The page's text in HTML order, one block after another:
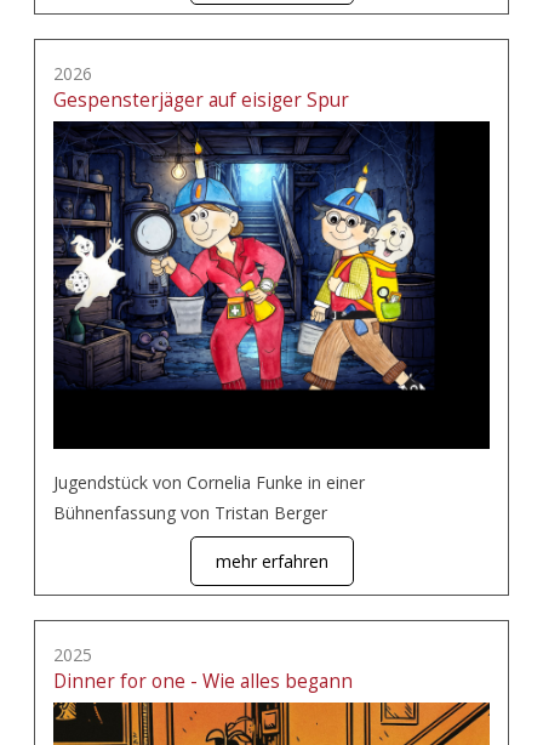
2026
Gespensterjäger auf eisiger Spur
Jugendstück von Cornelia Funke in einer
Bühnenfassung von Tristan Berger
mehr erfahren
2025
Dinner for one - Wie alles begann